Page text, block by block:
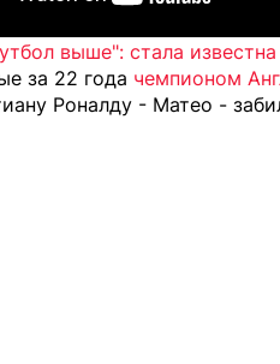
выше": стала
за 22 года чемпионом
Роналду - Матео -